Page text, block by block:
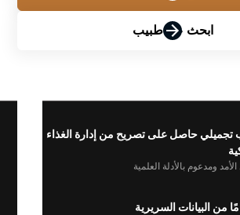
ابحث عن طبيب
حاصل على تصريح من إدارة الغذاء
ومدعوم بالأدلة العلمية